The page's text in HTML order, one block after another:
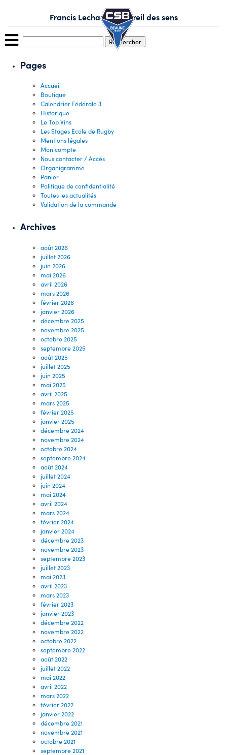
Francis Lechauve – L’éveil des sens
Pages
Accueil
Boutique
Calendrier Fédérale 3
Historique
Le Top Vins
Les Stages Ecole de Rugby
Mentions légales
Mon compte
Nous contacter / Accès
Organigramme
Panier
Politique de confidentialité
Toutes les actualités
Validation de la commande
Archives
août 2026
juillet 2026
juin 2026
mai 2026
avril 2026
mars 2026
février 2026
janvier 2026
décembre 2025
novembre 2025
octobre 2025
septembre 2025
août 2025
juillet 2025
juin 2025
mai 2025
avril 2025
mars 2025
février 2025
janvier 2025
décembre 2024
novembre 2024
octobre 2024
septembre 2024
août 2024
juillet 2024
juin 2024
mai 2024
avril 2024
mars 2024
février 2024
janvier 2024
décembre 2023
novembre 2023
septembre 2023
juillet 2023
mai 2023
avril 2023
mars 2023
février 2023
janvier 2023
décembre 2022
novembre 2022
octobre 2022
septembre 2022
août 2022
juillet 2022
mai 2022
avril 2022
mars 2022
février 2022
janvier 2022
décembre 2021
novembre 2021
octobre 2021
septembre 2021